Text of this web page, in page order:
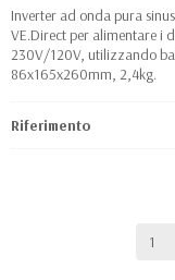
Inverter ad onda pura
VE.Direct per alimentare i
230V/120V, utilizzando
86x165x260mm, 2,4kg.
Riferimento